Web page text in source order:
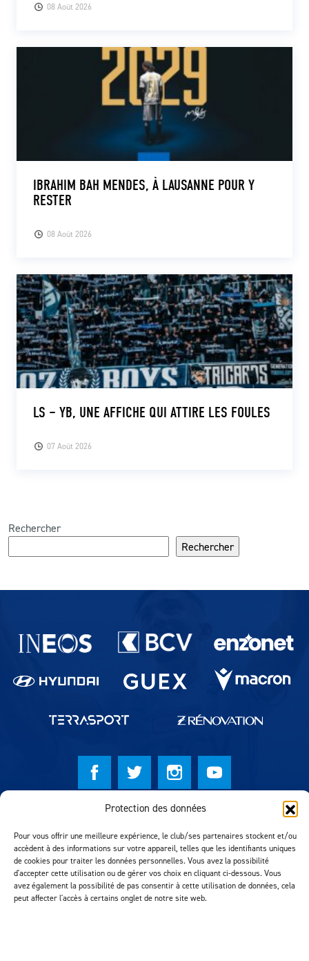
Protection des données
Pour vous offrir une meilleure expérience, le club/ses partenaires stockent et/ou
accèdent à des informations sur votre appareil, telles que les identifiants uniques
de cookies pour traiter les données personnelles. Vous avez la possibilité
d'accepter cette utilisation ou de gérer vos choix en cliquant ci-dessous. Vous
avez également la possibilité de pas consentir à cette utilisation de données, cela
peut affecter l'accès à certains onglet de notre site web.
08 Août 2026
08 Août 2026
IBRAHIM BAH MENDES, À LAUSANNE POUR Y
RESTER
07 Août 2026
LS – YB, UNE AFFICHE QUI ATTIRE LES FOULES
Rechercher
Rechercher
Partenaires du lausanne-Sport
© Lausanne Sport Football Club 2026
Réalisation MTM Agency